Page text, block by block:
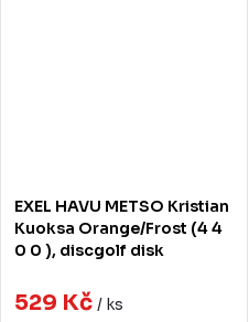
EXEL HAVU METSO Kristian
Kuoksa Orange/Frost (4 4
0 0 ), discgolf disk
529 Kč / ks